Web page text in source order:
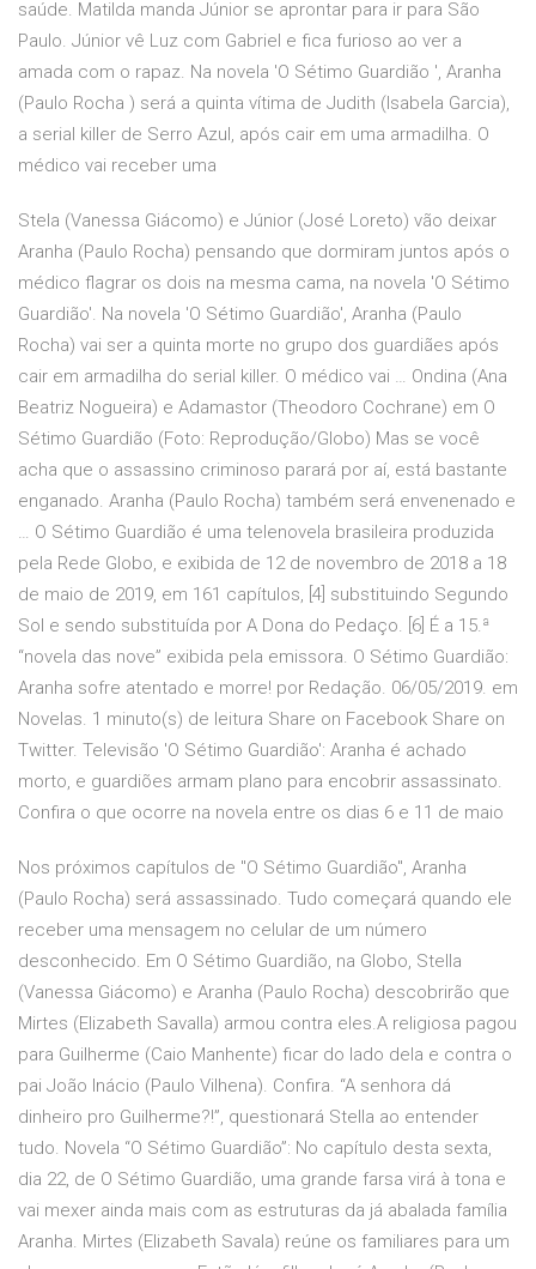
saúde. Matilda manda Júnior se aprontar para ir para São
Paulo. Júnior vê Luz com Gabriel e fica furioso ao ver a
amada com o rapaz. Na novela 'O Sétimo Guardião ', Aranha
(Paulo Rocha ) será a quinta vítima de Judith (Isabela Garcia),
a serial killer de Serro Azul, após cair em uma armadilha. O
médico vai receber uma
Stela (Vanessa Giácomo) e Júnior (José Loreto) vão deixar
Aranha (Paulo Rocha) pensando que dormiram juntos após o
médico flagrar os dois na mesma cama, na novela 'O Sétimo
Guardião'. Na novela 'O Sétimo Guardião', Aranha (Paulo
Rocha) vai ser a quinta morte no grupo dos guardiães após
cair em armadilha do serial killer. O médico vai … Ondina (Ana
Beatriz Nogueira) e Adamastor (Theodoro Cochrane) em O
Sétimo Guardião (Foto: Reprodução/Globo) Mas se você
acha que o assassino criminoso parará por aí, está bastante
enganado. Aranha (Paulo Rocha) também será envenenado e
… O Sétimo Guardião é uma telenovela brasileira produzida
pela Rede Globo, e exibida de 12 de novembro de 2018 a 18
de maio de 2019, em 161 capítulos, [4] substituindo Segundo
Sol e sendo substituída por A Dona do Pedaço. [6] É a 15.ª
“novela das nove” exibida pela emissora. O Sétimo Guardião:
Aranha sofre atentado e morre! por Redação. 06/05/2019. em
Novelas. 1 minuto(s) de leitura Share on Facebook Share on
Twitter. Televisão 'O Sétimo Guardião': Aranha é achado
morto, e guardiões armam plano para encobrir assassinato.
Confira o que ocorre na novela entre os dias 6 e 11 de maio
Nos próximos capítulos de "O Sétimo Guardião", Aranha
(Paulo Rocha) será assassinado. Tudo começará quando ele
receber uma mensagem no celular de um número
desconhecido. Em O Sétimo Guardião, na Globo, Stella
(Vanessa Giácomo) e Aranha (Paulo Rocha) descobrirão que
Mirtes (Elizabeth Savalla) armou contra eles.A religiosa pagou
para Guilherme (Caio Manhente) ficar do lado dela e contra o
pai João Inácio (Paulo Vilhena). Confira. “A senhora dá
dinheiro pro Guilherme?!”, questionará Stella ao entender
tudo. Novela “O Sétimo Guardião”: No capítulo desta sexta,
dia 22, de O Sétimo Guardião, uma grande farsa virá à tona e
vai mexer ainda mais com as estruturas da já abalada família
Aranha. Mirtes (Elizabeth Savala) reúne os familiares para um